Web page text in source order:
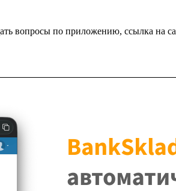
вопросы по приложению, ссылка на